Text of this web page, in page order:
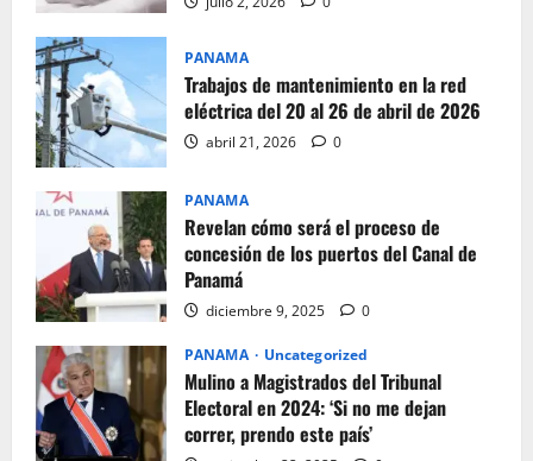
PANAMA
Trabajos de mantenimiento en la red
eléctrica del 20 al 26 de abril de 2026
abril 21, 2026 0
PANAMA
Revelan cómo será el proceso de
concesión de los puertos del Canal de
Panamá
diciembre 9, 2025 0
PANAMA Uncategorized
Mulino a Magistrados del Tribunal
Electoral en 2024: ‘Si no me dejan
correr, prendo este país’